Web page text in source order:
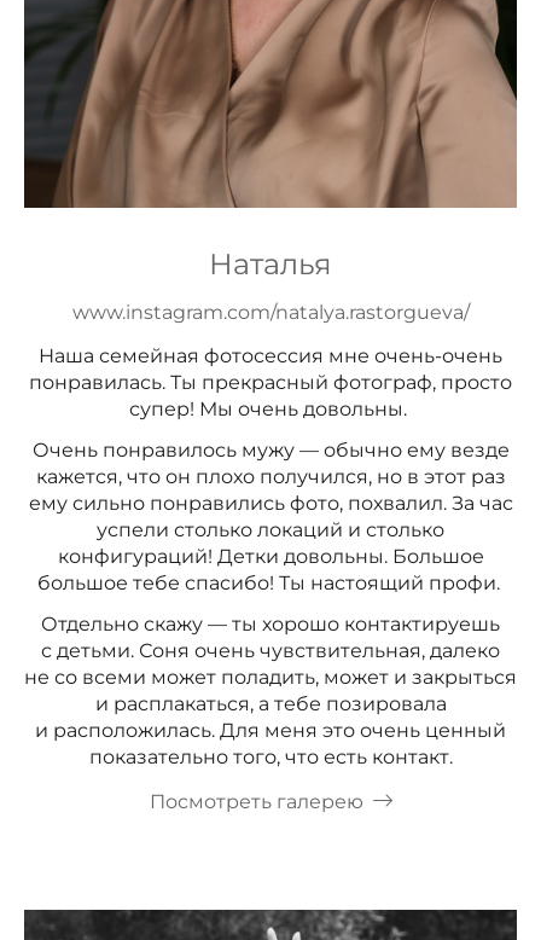
Наталья
www.instagram.com/natalya.rastorgueva/
Наша семейная фотосессия мне очень-очень
понравилась. Ты прекрасный фотограф, просто
супер! Мы очень довольны.
Очень понравилось мужу — обычно ему везде
кажется, что он плохо получился, но в этот раз
ему сильно понравились фото, похвалил. За час
успели столько локаций и столько
конфигураций! Детки довольны. Большое
большое тебе спасибо! Ты настоящий профи.
Отдельно скажу — ты хорошо контактируешь
с детьми. Соня очень чувствительная, далеко
не со всеми может поладить, может и закрыться
и расплакаться, а тебе позировала
и расположилась. Для меня это очень ценный
показательно того, что есть контакт.
Посмотреть галерею